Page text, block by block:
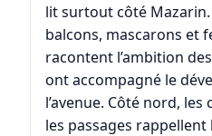
lit surtout côté
balcons, mascarons et
racontent l’ambition
ont accompagné le
l’avenue. Côté nord,
les passages